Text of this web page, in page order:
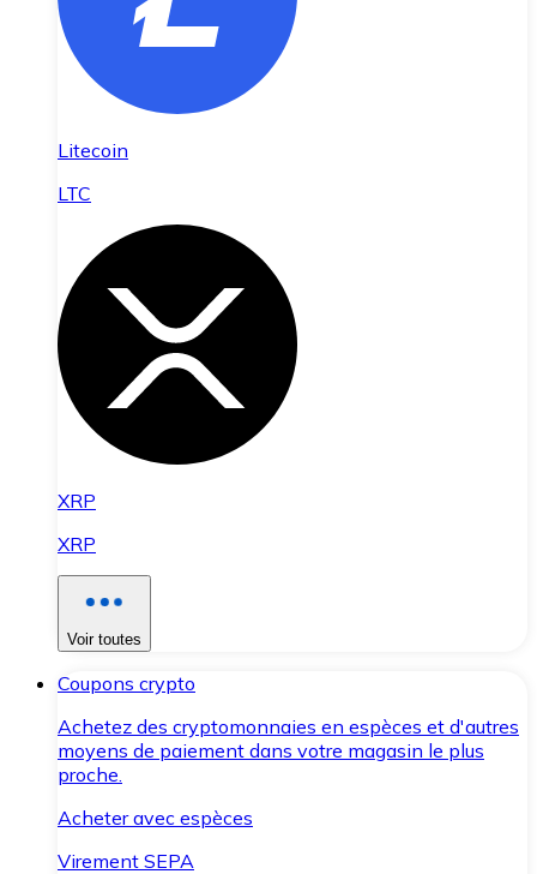
Litecoin
LTC
XRP
XRP
Voir toutes
Coupons crypto
Achetez des cryptomonnaies en espèces et d'autres
moyens de paiement dans votre magasin le plus
proche.
Acheter avec espèces
Virement SEPA